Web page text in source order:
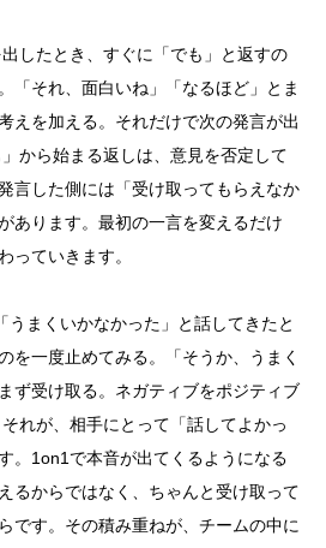
したとき、すぐに「でも」と返すの
「それ、面白いね」「なるほど」とま
えを加える。それだけで次の発言が出
から始まる返しは、意見を否定して
言した側には「受け取ってもらえなか
あります。最初の一言を変えるだけ
っていきます。
まくいかなかった」と話してきたと
を一度止めてみる。「そうか、うまく
ず受け取る。ネガティブをポジティブ
れが、相手にとって「話してよかっ
。1on1で本音が出てくるようになる
るからではなく、ちゃんと受け取って
です。その積み重ねが、チームの中に